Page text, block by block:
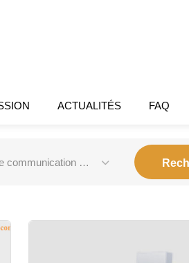
ACTUALITÉS FAQ
communication voix et data